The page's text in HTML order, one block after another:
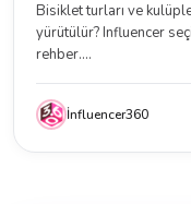
Bisiklet turları ve
yürütülür? Influencer
rehber....
İnfluencer360